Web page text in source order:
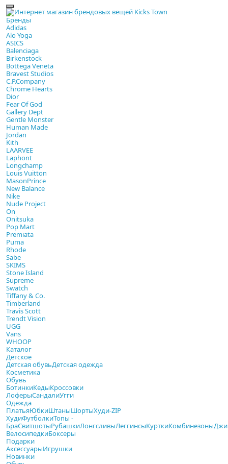
Бренды
Adidas
Alo Yoga
ASICS
Balenciaga
Birkenstock
Bottega Veneta
Bravest Studios
C.P.Company
Chrome Hearts
Dior
Fear Of God
Gallery Dept
Gentle Monster
Human Made
Jordan
Kith
LAARVEE
Laphont
Longchamp
Louis Vuitton
MasonPrince
New Balance
Nike
Nude Project
On
Onitsuka
Pop Mart
Premiata
Puma
Rhode
Sabe
SKIMS
Stone Island
Supreme
Swatch
Tiffany & Co.
Timberland
Travis Scott
Trendt Vision
UGG
Vans
WHOOP
Каталог
Детское
Детская обувьДетская одежда
Косметика
Обувь
БотинкиКедыКроссовки
ЛоферыСандалиУгги
Одежда
ПлатьяЮбкиШтаныШортыХуди-ZIP
ХудиФутболкиТопы -
БраСвитшотыРубашкиЛонгсливыЛеггинсыКурткиКомбинезоны
ВелосипедкиБоксеры
Подарки
АксессуарыИгрушки
Новинки